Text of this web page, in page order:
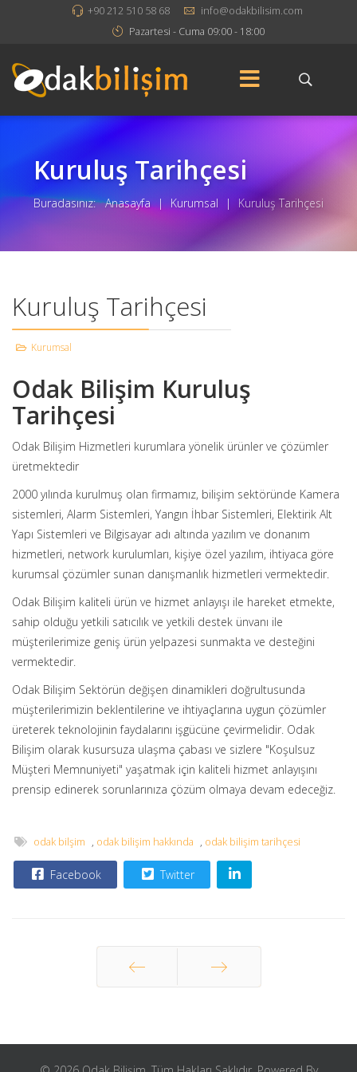
+90 212 510 58 68
info@odakbilisim.com
Pazartesi - Cuma 09:00 - 18:00
Kuruluş Tarihçesi
Buradasınız: Anasayfa | Kurumsal | Kuruluş Tarihçesi
Kuruluş Tarihçesi
Kurumsal
Odak Bilişim Kuruluş
Tarihçesi
Odak Bilişim Hizmetleri kurumlara yönelik ürünler ve çözümler
üretmektedir
2000 yılında kurulmuş olan firmamız, bilişim sektöründe Kamera
sistemleri, Alarm Sistemleri, Yangın İhbar Sistemleri, Elektirik Alt
Yapı Sistemleri ve Bilgisayar adı altında yazılım ve donanım
hizmetleri, network kurulumları, kişiye özel yazılım, ihtiyaca göre
kurumsal çözümler sunan danışmanlık hizmetleri vermektedir.
Odak Bilişim kaliteli ürün ve hizmet anlayışı ile hareket etmekte,
sahip olduğu yetkili satıcılık ve yetkili destek ünvanı ile
müşterilerimize geniş ürün yelpazesi sunmakta ve desteğini
vermektedir.
Odak Bilişim Sektörün değişen dinamikleri doğrultusunda
müşterilerimizin beklentilerine ve ihtiyaçlarına uygun çözümler
üreterek teknolojinin faydalarını işgücüne çevirmelidir. Odak
Bilişim olarak kusursuza ulaşma çabası ve sizlere "Koşulsuz
Müşteri Memnuniyeti" yaşatmak için kaliteli hizmet anlayışını
prensip edinerek sorunlarınıza çözüm olmaya devam edeceğiz.
odak bilşim , odak bilişim hakkında , odak bilişim tarihçesi
Facebook Twitter